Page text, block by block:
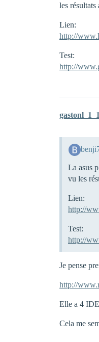
les
Lien:
http://
Test:
http://
gastonl_1_1
La asus
vu les
Lien:
http://
Test:
http://
Je pense
http://
Elle a 4
Cela me